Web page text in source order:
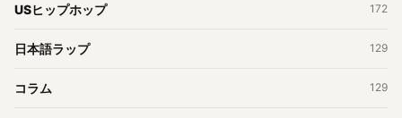
USヒップホップ 172
日本語ラップ 129
コラム 129